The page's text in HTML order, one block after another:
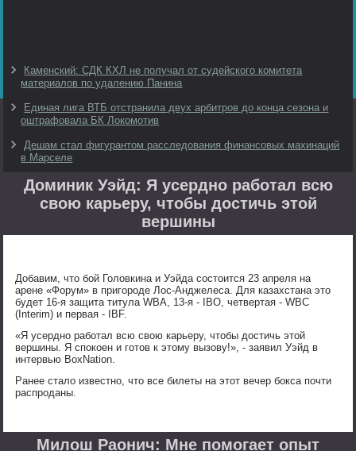
Каменский: СДК КХЛ не получал от судейского комитета
материалов по удалению Панина
Единая лига ВТБ отстранила двух арбитров до конца сезона и
оштрафовала БК Локомотив
Дешам стал фигурантом расследования финансовых махинаций
в Марселе
Доминик Уэйд: Я усердно работал всю
свою карьеру, чтобы достичь этой
вершины
Добавим, что бой Головкина и Уэйда состоится 23 апреля на
арене «Форум» в пригороде Лос-Анджелеса. Для казахстана это
будет 16-я защита титула WBA, 13-я - IBO, четвертая - WBC
(Interim) и первая - IBF.
«Я усердно работал всю свою карьеру, чтобы достичь этой
вершины. Я спокоен и готов к этому вызову!», - заявил Уэйд в
интервью BoxNation.
Ранее стало известно, что все билеты на этот вечер бокса почти
распроданы.
Милош Раонич: Мне помогает опыт